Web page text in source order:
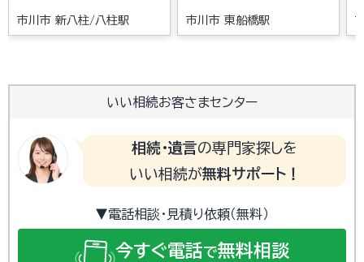
市川市 新八柱/八柱駅 市川市 東船橋駅
いい相続お客さまセンター
相続・遺言の専門家探しを
いい相続が無料サポート！
▼電話相談・見積り依頼（無料）
今すぐ電話で無料相談